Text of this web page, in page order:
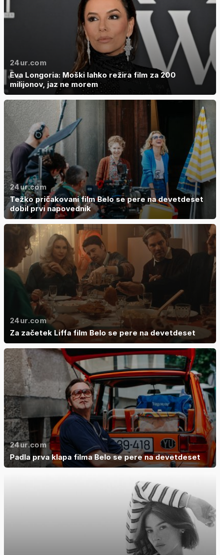
24ur.com
Eva Longoria: Moški lahko režira film za 200
milijonov, jaz ne morem
24ur.com
Težko pričakovani film Belo se pere na devetdeset
dobil prvi napovednik
24ur.com
Za začetek Liffa film Belo se pere na devetdeset
24ur.com
Padla prva klapa filma Belo se pere na devetdeset